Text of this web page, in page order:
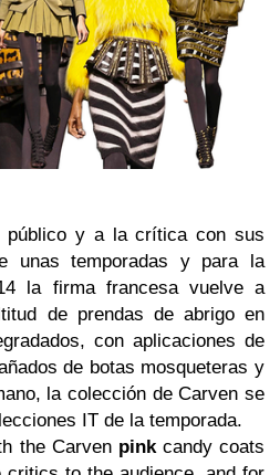
público y a la crítica con sus
unas temporadas y para la
la firma francesa vuelve a
de prendas de abrigo en
con aplicaciones de
de botas mosqueteras y
la colección de Carven se
IT de la temporada.
the Carven pinkcandy coats